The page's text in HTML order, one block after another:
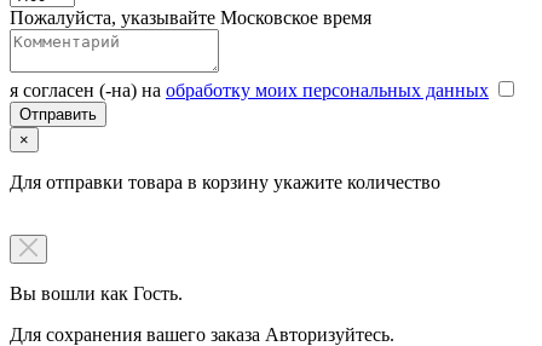
Пожалуйста, указывайте Московское время
я согласен (-на) на обработку моих персональных данных
×
Для отправки товара в корзину укажите количество
Вы вошли как Гость.
Для сохранения вашего заказа Авторизуйтесь.